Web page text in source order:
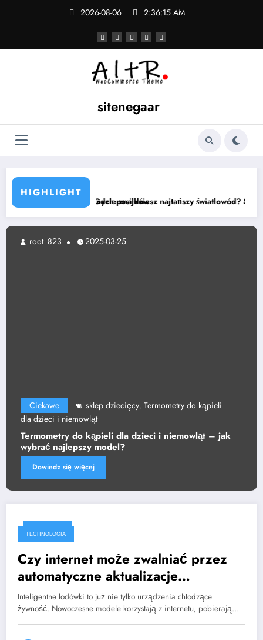
2026-08-06 2:36:16 AM
sitenegaar
HIGHLIGHT
posiłków
Gdzie znajdziesz najtańszy światłowód? Sprawdź zestawienie
Ciekawe sklep dziecięcy,Termometry do kąpieli
dla dzieci i niemowląt
Termometry do kąpieli dla dzieci i niemowląt – jak
wybrać najlepszy model?
Dowiedz się więcej
root_823 2025-03-25
2026-07-26
TECHNOLOGIA
Czy internet może zwalniać przez
automatyczne aktualizacje
inteligentnych lodówek?
Inteligentne lodówki to już nie tylko urządzenia chłodzące
żywność. Nowoczesne modele korzystają z internetu, pobierają…